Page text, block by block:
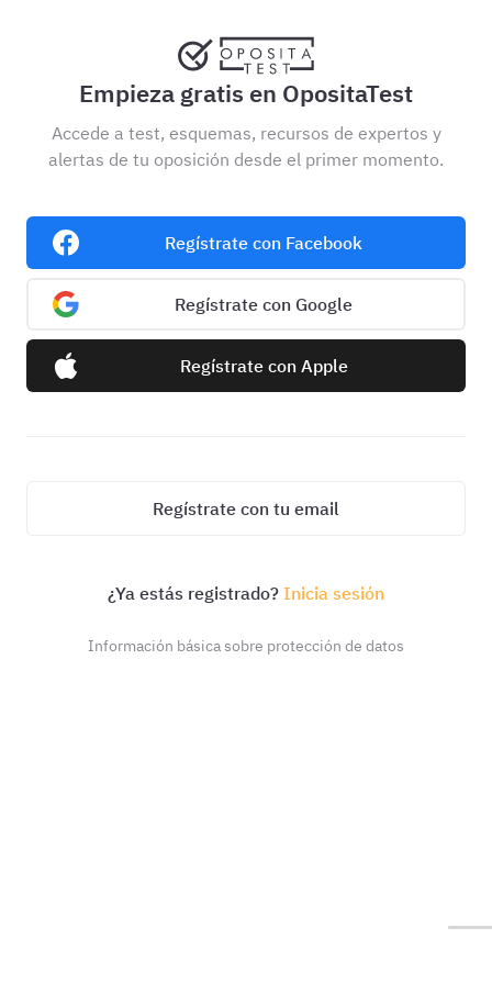
Empieza gratis en OpositaTest
Accede a test, esquemas, recursos de expertos y
alertas de tu oposición desde el primer momento.
Regístrate con Facebook
Regístrate con Google
Regístrate con Apple
Regístrate con tu email
¿Ya estás registrado? Inicia sesión
Información básica sobre protección de datos